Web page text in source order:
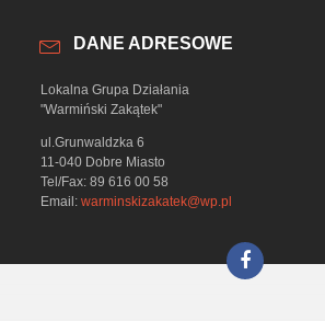
DANE ADRESOWE
Lokalna Grupa Działania
"Warmiński Zakątek"
ul.Grunwaldzka 6
11-040 Dobre Miasto
Tel/Fax: 89 616 00 58
Email:warminskizakatek@wp.pl